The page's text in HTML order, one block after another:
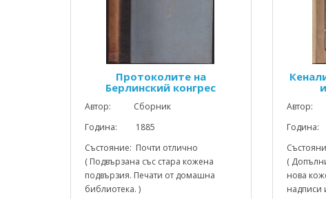
Протоколите на
Берлинский конгрес
Автор: Сборник
Година: 1885
Състояние: Почти отлично
( Подвързана със стара кожена
подвързия. Печати от домашна
библиотека. )
Автор:
(
нова
надписи